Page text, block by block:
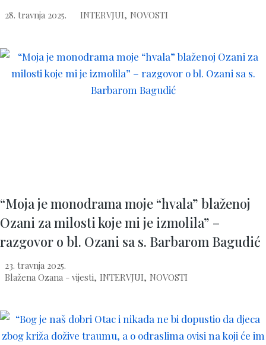
28. travnja 2025. INTERVJUI, NOVOSTI
“Moja je monodrama moje “hvala” blaženoj
Ozani za milosti koje mi je izmolila” –
razgovor o bl. Ozani sa s. Barbarom Bagudić
23. travnja 2025.
Blažena Ozana - vijesti, INTERVJUI, NOVOSTI